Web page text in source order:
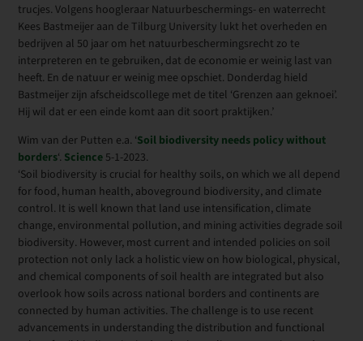
trucjes. Volgens hoogleraar Natuurbeschermings- en waterrecht
Kees Bastmeijer aan de Tilburg University lukt het overheden en
bedrijven al 50 jaar om het natuurbeschermingsrecht zo te
interpreteren en te gebruiken, dat de economie er weinig last van
heeft. En de natuur er weinig mee opschiet. Donderdag hield
Bastmeijer zijn afscheidscollege met de titel ‘Grenzen aan geknoei’.
Hij wil dat er een einde komt aan dit soort praktijken.’
Wim van der Putten e.a. ‘Soil biodiversity needs policy without
borders‘. Science 5-1-2023.
‘Soil biodiversity is crucial for healthy soils, on which we all depend
for food, human health, aboveground biodiversity, and climate
control. It is well known that land use intensification, climate
change, environmental pollution, and mining activities degrade soil
biodiversity. However, most current and intended policies on soil
protection not only lack a holistic view on how biological, physical,
and chemical components of soil health are integrated but also
overlook how soils across national borders and continents are
connected by human activities. The challenge is to use recent
advancements in understanding the distribution and functional